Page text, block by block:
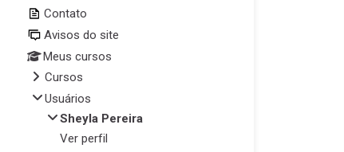
Contato
Avisos do site
Meus cursos
Cursos
Usuários
Sheyla Pereira
Ver perfil